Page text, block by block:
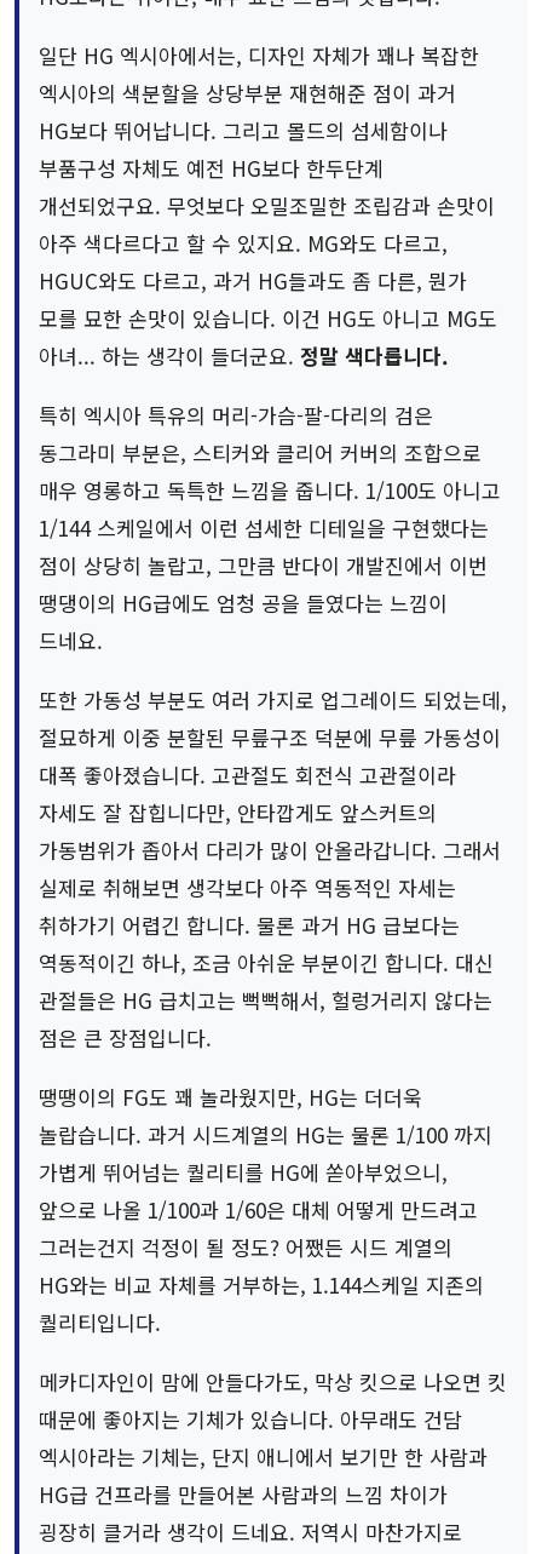
일단 HG 엑시아에서는, 디자인 자체가 꽤나 복잡한
엑시아의 색분할을 상당부분 재현해준 점이 과거
HG보다 뛰어납니다. 그리고 몰드의 섬세함이나
부품구성 자체도 예전 HG보다 한두단계
개선되었구요. 무엇보다 오밀조밀한 조립감과 손맛이
아주 색다르다고 할 수 있지요. MG와도 다르고,
HGUC와도 다르고, 과거 HG들과도 좀 다른, 뭔가
모를 묘한 손맛이 있습니다. 이건 HG도 아니고 MG도
아녀... 하는 생각이 들더군요. 정말 색다릅니다.
특히 엑시아 특유의 머리-가슴-팔-다리의 검은
동그라미 부분은, 스티커와 클리어 커버의 조합으로
매우 영롱하고 독특한 느낌을 줍니다. 1/100도 아니고
1/144 스케일에서 이런 섬세한 디테일을 구현했다는
점이 상당히 놀랍고, 그만큼 반다이 개발진에서 이번
땡댕이의 HG급에도 엄청 공을 들였다는 느낌이
드네요.
또한 가동성 부분도 여러 가지로 업그레이드 되었는데,
절묘하게 이중 분할된 무릎구조 덕분에 무릎 가동성이
대폭 좋아졌습니다. 고관절도 회전식 고관절이라
자세도 잘 잡힙니다만, 안타깝게도 앞스커트의
가동범위가 좁아서 다리가 많이 안올라갑니다. 그래서
실제로 취해보면 생각보다 아주 역동적인 자세는
취하가기 어렵긴 합니다. 물론 과거 HG 급보다는
역동적이긴 하나, 조금 아쉬운 부분이긴 합니다. 대신
관절들은 HG 급치고는 뻑뻑해서, 헐렁거리지 않다는
점은 큰 장점입니다.
땡땡이의 FG도 꽤 놀라웠지만, HG는 더더욱
놀랍습니다. 과거 시드계열의 HG는 물론 1/100 까지
가볍게 뛰어넘는 퀄리티를 HG에 쏟아부었으니,
앞으로 나올 1/100과 1/60은 대체 어떻게 만드려고
그러는건지 걱정이 될 정도? 어쨌든 시드 계열의
HG와는 비교 자체를 거부하는, 1.144스케일 지존의
퀄리티입니다.
메카디자인이 맘에 안들다가도, 막상 킷으로 나오면 킷
때문에 좋아지는 기체가 있습니다. 아무래도 건담
엑시아라는 기체는, 단지 애니에서 보기만 한 사람과
HG급 건프라를 만들어본 사람과의 느낌 차이가
굉장히 클거라 생각이 드네요. 저역시 마찬가지로